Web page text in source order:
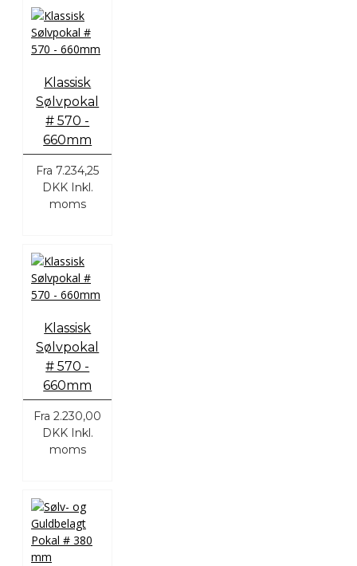
Klassisk
Sølvpokal
# 570 -
660mm
Fra 7.234,25
DKK Inkl.
moms
Klassisk
Sølvpokal
# 570 -
660mm
Fra 2.230,00
DKK Inkl.
moms